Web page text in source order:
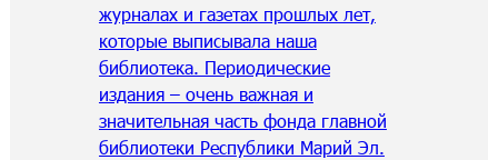
журналах и газетах прошлых лет,
которые выписывала наша
библиотека. Периодические
издания – очень важная и
значительная часть фонда главной
библиотеки Республики Марий Эл.